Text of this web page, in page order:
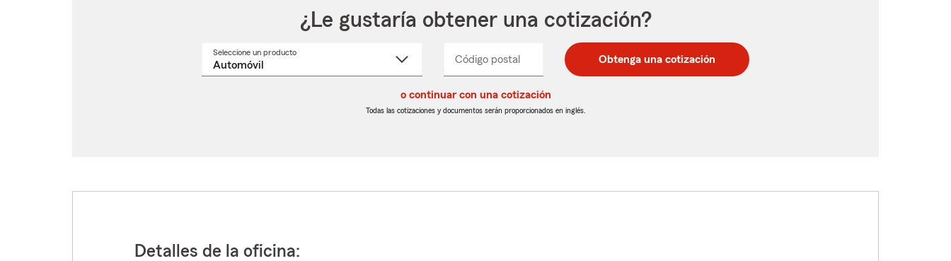
¿Le gustaría obtener una cotización?
Seleccione un productoSeleccione
Código postal
postal
de
postal
de
_____ Obtenga una cotización
o continuar con una cotización
Todas las cotizaciones y documentos serán proporcionados en inglés.
Detalles de la oficina: